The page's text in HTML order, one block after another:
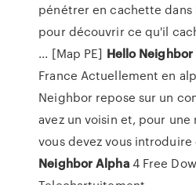
pénétrer en cachette dans
pour découvrir ce qu'il
... [Map PE] Hello Neighbor
France Actuellement en
Neighbor repose sur un
avez un voisin et, pour
vous devez vous introduire
NeighborAlpha4 Free